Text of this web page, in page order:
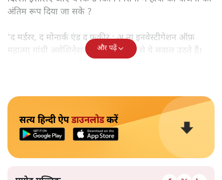
अंतिम रूप दिया जा सके ?
'द मर्डरर, द मोनार्क एंड द फ़कीर : अ न्यू इनवेस्टीगेशन ऑफ़
महात्मा गांधी असेशिनेशन' नामक किताब से ये सवाल उठते हैं।
और पढ़ें
सत्य हिन्दी ऐपडाउनलोडकरें